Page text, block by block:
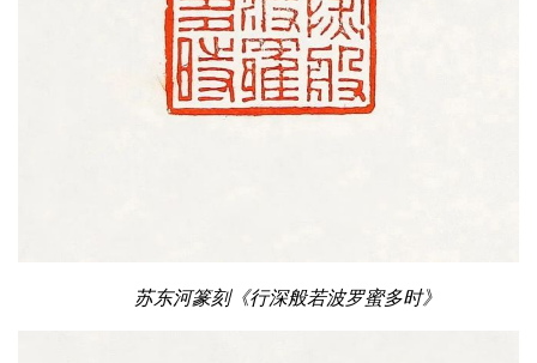
苏东河篆刻《行深般若波罗蜜多时》